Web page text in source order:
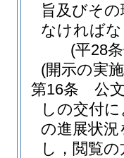
旨及びそ
なければ
(平28
(開示の実
第16条
公
しの交付
の進展状
し，閲覧